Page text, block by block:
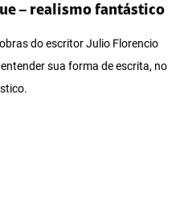
– realismo fantástico
do escritor Julio Florencio
sua forma de escrita, no